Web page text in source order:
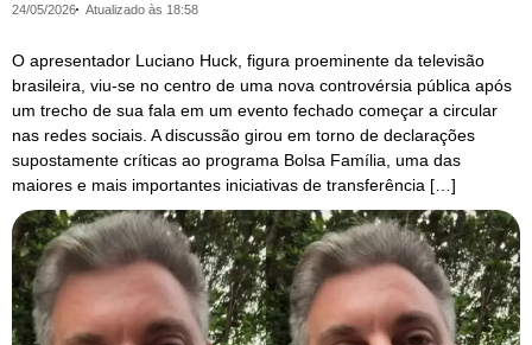
24/05/2026 Atualizado às 18:58
O apresentador Luciano Huck, figura proeminente da televisão
brasileira, viu-se no centro de uma nova controvérsia pública após
um trecho de sua fala em um evento fechado começar a circular
nas redes sociais. A discussão girou em torno de declarações
supostamente críticas ao programa Bolsa Família, uma das
maiores e mais importantes iniciativas de transferência […]